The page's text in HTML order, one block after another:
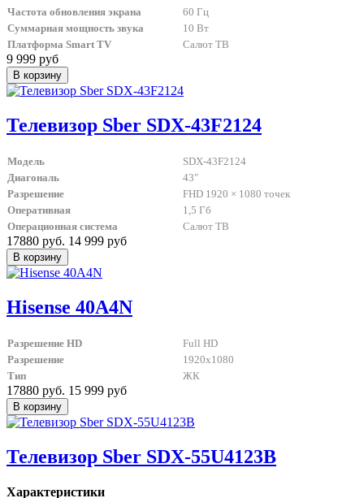
Частота обновления экрана
60 Гц
Суммарная мощность звука
10 Вт
Платформа Smart TV
Салют ТВ
9 999 руб
Телевизор Sber SDX-43F2124
Модель
SDX-43F2124
Диагональ
43″
Разрешение
FHD 1920 × 1080 точек
Оперативная
1,5 Гб
Операционная система
Салют ТВ
17880 руб. 14 999 руб
Hisense 40A4N
Разрешение HD
Full HD
Разрешение
1920x1080
Тип
ЖК
17880 руб. 15 999 руб
Телевизор Sber SDX-55U4123B
Характеристики